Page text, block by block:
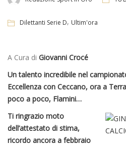
Dilettanti Serie D, Ultim'ora
A Cura di Giovanni Crocé
Un talento incredibile nel
Eccellenza con Ceccano, ora a
poco a poco, Flamini…
Ti ringrazio moto
dell’attestato di stima,
ricordo ancora a febbraio